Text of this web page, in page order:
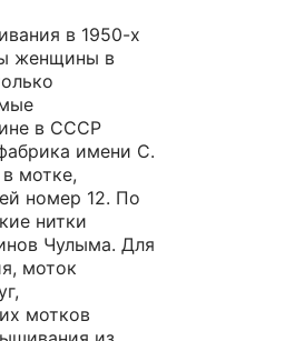
в 1950-х
женщины в
в СССР
имени С.
мотке,
номер 12. По
нитки
Чулыма. Для
моток
мотков